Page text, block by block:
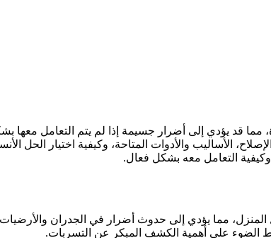
مما قد يؤدي إلى أضرار جسيمة إذا لم يتم التعامل معها
الأساليب والأدوات المتاحة، وكيفية اختيار الحل
التعامل معه بشكل فعال.
المنزل، مما يؤدي إلى حدوث أضرار في الجدران
الضوء على أهمية الكشف المبكر عن التسربات.